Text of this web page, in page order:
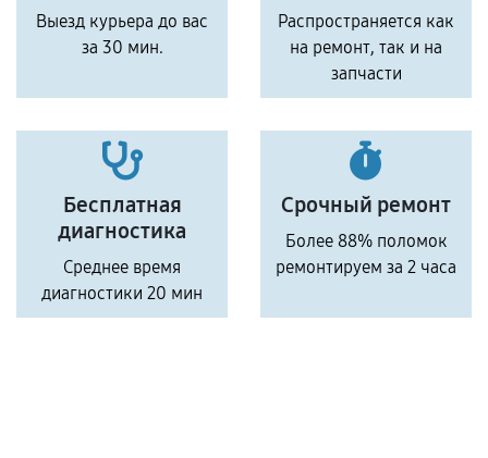
Выезд курьера до вас
за 30 мин.
Распространяется как
на ремонт, так и на
запчасти
Бесплатная
диагностика
Среднее время
диагностики 20 мин
Срочный ремонт
Более 88% поломок
ремонтируем за 2 часа